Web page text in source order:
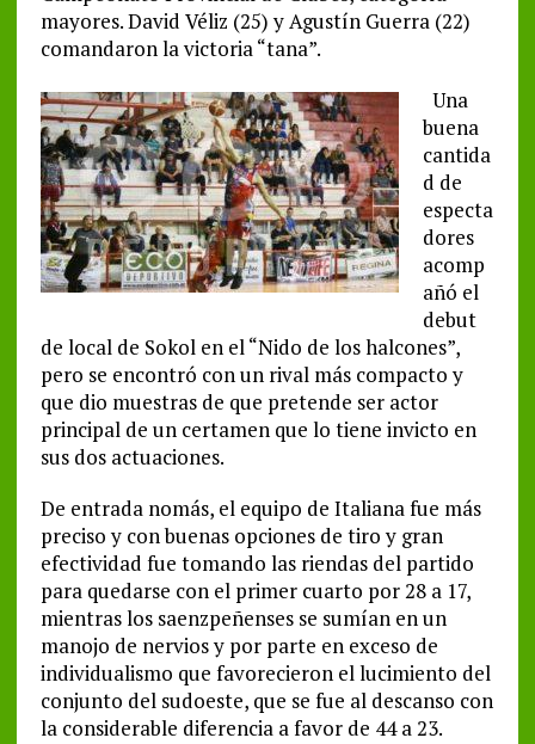
mayores. David Véliz (25) y Agustín Guerra (22)
comandaron la victoria “tana”.
Una
buena
cantida
d de
especta
dores
acomp
añó el
debut
de local de Sokol en el “Nido de los halcones”,
pero se encontró con un rival más compacto y
que dio muestras de que pretende ser actor
principal de un certamen que lo tiene invicto en
sus dos actuaciones.
De entrada nomás, el equipo de Italiana fue más
preciso y con buenas opciones de tiro y gran
efectividad fue tomando las riendas del partido
para quedarse con el primer cuarto por 28 a 17,
mientras los saenzpeñenses se sumían en un
manojo de nervios y por parte en exceso de
individualismo que favorecieron el lucimiento del
conjunto del sudoeste, que se fue al descanso con
la considerable diferencia a favor de 44 a 23.